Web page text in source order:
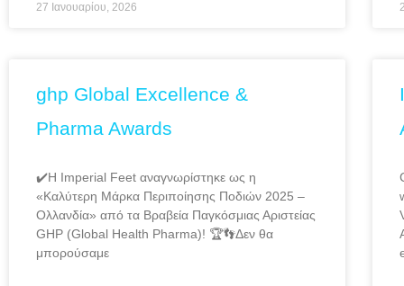
27 Ιανουαρίου, 2026
ghp Global Excellence &
Pharma Awards
✔️Η Imperial Feet αναγνωρίστηκε ως η
«Καλύτερη Μάρκα Περιποίησης Ποδιών 2025 –
Ολλανδία» από τα Βραβεία Παγκόσμιας Αριστείας
GHP (Global Health Pharma)! 🏆👣Δεν θα
μπορούσαμε